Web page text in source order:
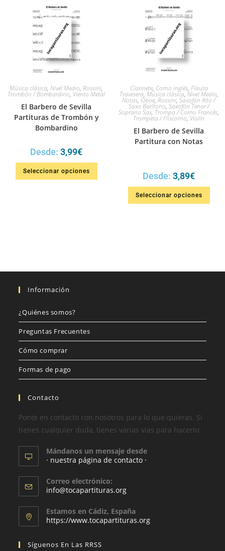
Música clásica, Nivel Medio, Rossini,
Trombón / Bombardino, Viento Metal
El Barbero de Sevilla
Partituras de Trombón y
Bombardino
Desde: 3,99€
Seleccionar opciones
Clarinete, Corno inglés, Flauta
Travesera, Música clásica, Nivel Medio,
Notas, Oboe, Rossini, Saxofón Alto /
Saxo Barítono, Saxofón Tenor /
Soprano Sax, Trompa / Corno Francés,
Trompeta / Fliscorno, Violín
El Barbero de Sevilla
Partitura con Notas
Desde: 3,89€
Seleccionar opciones
Información
¿Quiénes somos?
Preguntas Frecuentes
Cómo comprar
Formas de pago
Contacto
Ponte en contacto con nosotros para lo que quieras. Si
tienes cualquier duda, tienes varias vías para hacerlo:
Mándanos un mensaje desde
· nuestra página de contacto ·
Correo electrónico:
info@tocapartituras.org
Estamos en Cádiz, España
https://www.tocapartituras.org
Síguenos En Las RRSS